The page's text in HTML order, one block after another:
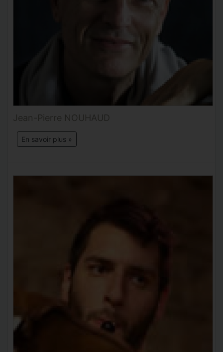
Jean-Pierre NOUHAUD
En savoir plus »